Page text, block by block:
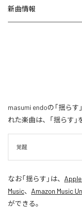
新曲情報
masumi endoの「揺ら
れた楽曲は、「揺らす」
覚醒
なお「揺らす 」は、
Music、 Amazon Music
ができる。